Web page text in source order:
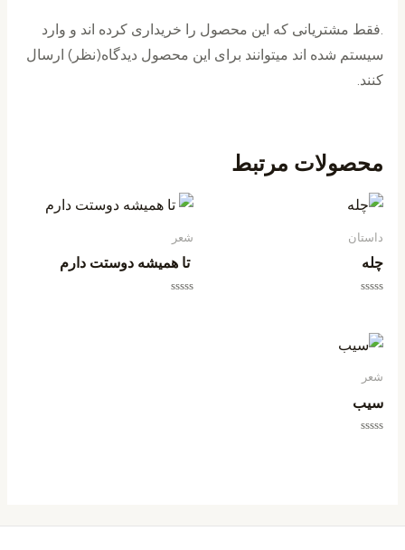
.فقط مشتریانی که این محصول را خریداری کرده اند و وارد
سیستم شده اند میتوانند برای این محصول دیدگاه(نظر) ارسال
کنند.
محصولات مرتبط
داستان
چله
5
شعر
تا همیشه دوستت دارم
شعر
سیب